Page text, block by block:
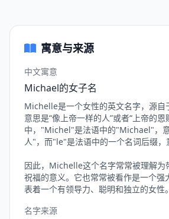
寓意与来源
中文寓意
Michael的女子名
Michelle是一个女性的英文名字，源自
意思是“像上帝一样的人”或者“上帝的恩
中，"Michel"是法语中的"Michael"，
人"，而"le"是法语中的一个名词后缀，
因此，Michelle这个名字常常被理解为
祝福的意义。它也常常被看作是一个强
表着一个有领导力、聪明和独立的女性。
名字来源